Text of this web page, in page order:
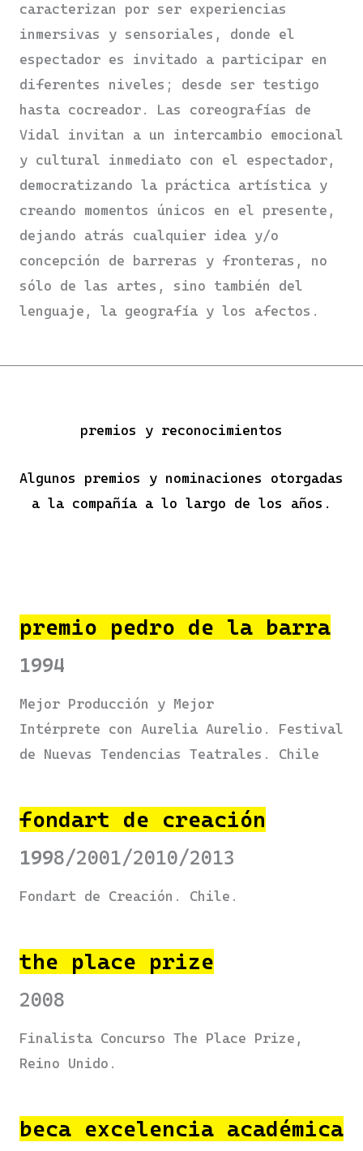
caracterizan por ser experiencias
inmersivas y sensoriales, donde el
espectador es invitado a participar en
diferentes niveles; desde ser testigo
hasta cocreador. Las coreografías de
Vidal invitan a un intercambio emocional
y cultural inmediato con el espectador,
democratizando la práctica artística y
creando momentos únicos en el presente,
dejando atrás cualquier idea y/o
concepción de barreras y fronteras, no
sólo de las artes, sino también del
lenguaje, la geografía y los afectos.
premios y reconocimientos
Algunos premios y nominaciones otorgadas
a la compañía a lo largo de los años.
premio pedro de la barra
1994
Mejor Producción y Mejor
Intérprete con Aurelia Aurelio. Festival
de Nuevas Tendencias Teatrales. Chile
fondart de creación
1998/2001/2010/2013
Fondart de Creación. Chile.
the place prize
2008
Finalista Concurso The Place Prize,
Reino Unido.
beca excelencia académica